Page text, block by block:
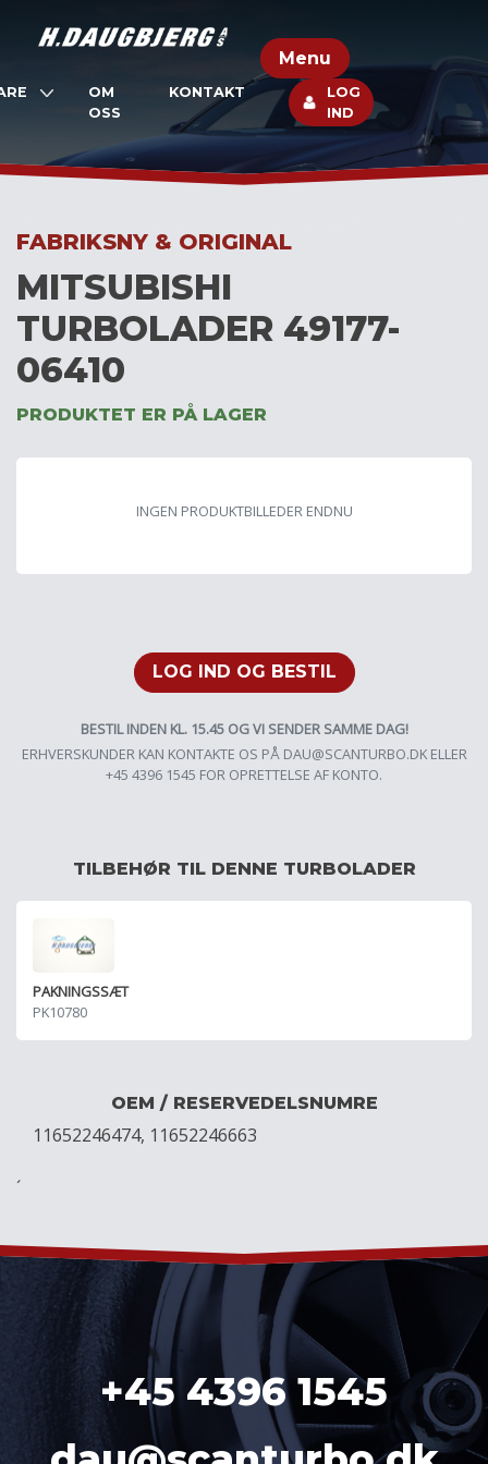
Menu
OM
OSS
KONTAKT
LOG
IND
FABRIKSNY & ORIGINAL
MITSUBISHI
TURBOLADER 49177-
06410
PRODUKTET ER PÅ LAGER
INGEN PRODUKTBILLEDER ENDNU
LOG IND OG BESTIL
BESTIL INDEN KL. 15.45 OG VI SENDER SAMME DAG!
ERHVERSKUNDER KAN KONTAKTE OS PÅ DAU@SCANTURBO.DKELLER
+45 4396 1545 FOR OPRETTELSE AF KONTO.
TILBEHØR TIL DENNE TURBOLADER
PAKNINGSSÆT
PK10780
OEM / RESERVEDELSNUMRE
11652246474, 11652246663
´
+45 4396 1545